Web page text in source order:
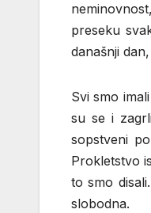
preseku
današnji
Svi smo
su se i
sopstveni
Prokletstvo
to smo
slobodna.